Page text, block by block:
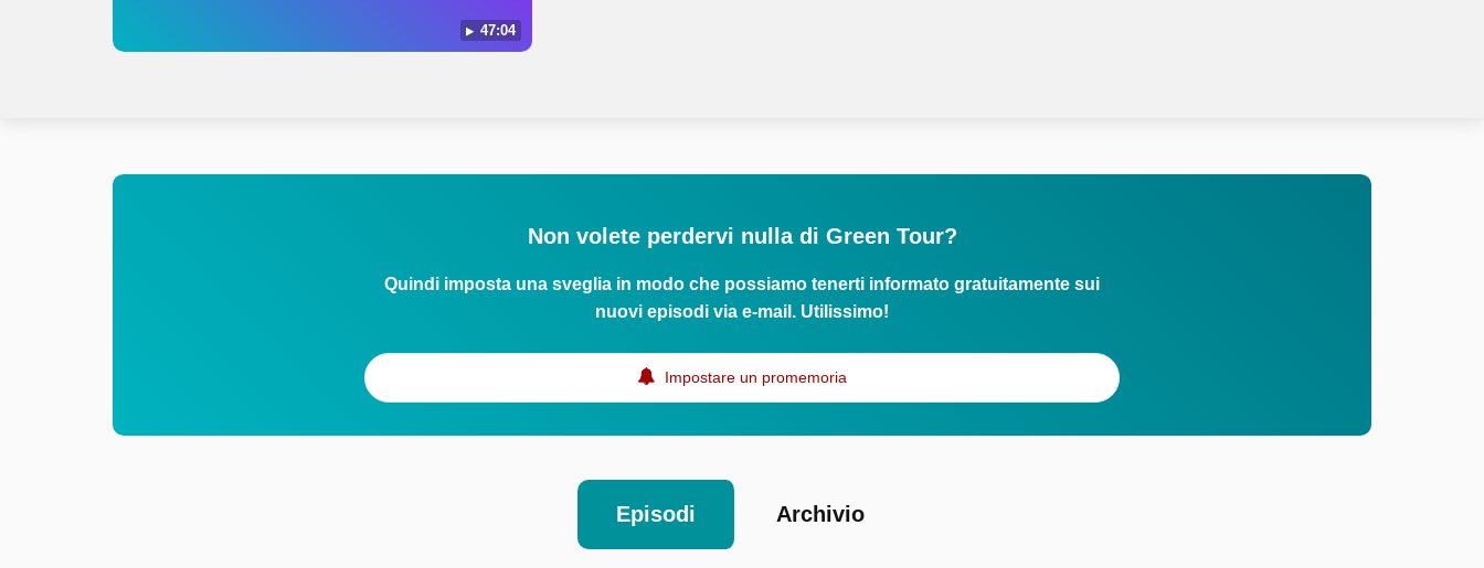
47:04
Non volete perdervi nulla di Green Tour?
Quindi imposta una sveglia in modo che possiamo tenerti informato gratuitamente sui
nuovi episodi via e-mail. Utilissimo!
Impostare un promemoria
Episodi Archivio